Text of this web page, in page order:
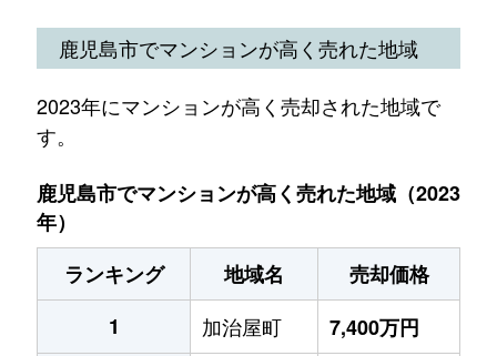
鹿児島市でマンションが高く売れた地域
2023年にマンションが高く売却された地域で
す。
鹿児島市でマンションが高く売れた地域（2023
年）
ランキング
地域名
売却価格
1
加治屋町 7,400万円